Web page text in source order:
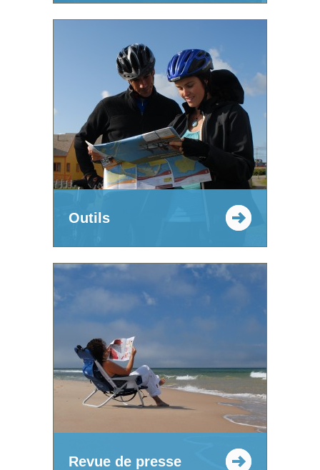
Outils
Revue de presse